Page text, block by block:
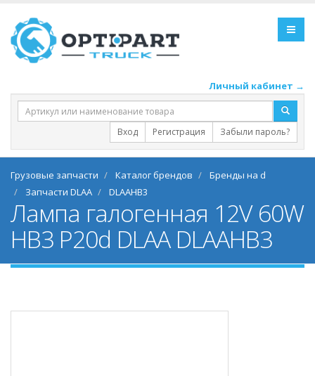
Личный кабинет →
Вход Регистрация Забыли пароль?
Грузовые запчасти Каталог брендов
Бренды на d
Запчасти DLAA
DLAAHB3
Лампа галогенная 12V 60W
HB3 P20d DLAA DLAAHB3